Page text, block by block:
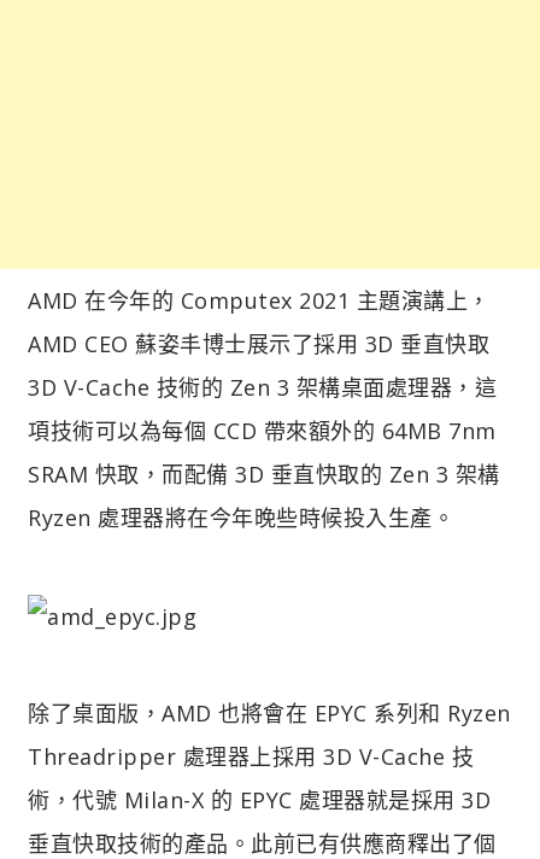
AMD 在今年的 Computex 2021 主題演講上，
AMD CEO 蘇姿丰博士展示了採用 3D 垂直快取
3D V-Cache 技術的 Zen 3 架構桌面處理器，這
項技術可以為每個 CCD 帶來額外的 64MB 7nm
SRAM 快取，而配備 3D 垂直快取的 Zen 3 架構
Ryzen 處理器將在今年晚些時候投入生產。
除了桌面版，AMD 也將會在 EPYC 系列和 Ryzen
Threadripper 處理器上採用 3D V-Cache 技
術，代號 Milan-X 的 EPYC 處理器就是採用 3D
垂直快取技術的產品。此前已有供應商釋出了個